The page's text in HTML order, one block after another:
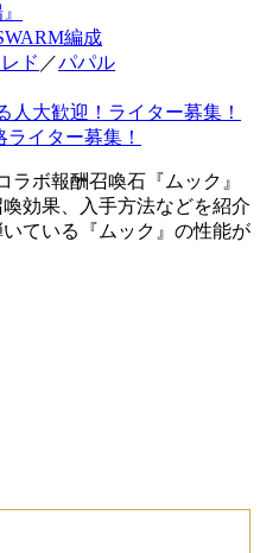
編成
ド ／パパル
人大歓迎！ライター募集！
イター募集！
ラボ報酬召喚石『ムック』
効果、入手方法などを紹介
ている『ムック』の性能が